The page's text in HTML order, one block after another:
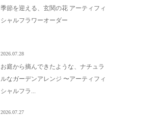
季節を迎える、玄関の花 アーティフィ
シャルフラワーオーダー
2026.07.28
お庭から摘んできたような、ナチュラ
ルなガーデンアレンジ 〜アーティフィ
シャルフラ...
2026.07.27